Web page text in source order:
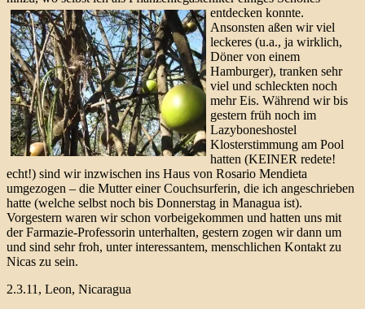
entdecken konnte.
Ansonsten aßen wir viel
leckeres (u.a., ja wirklich,
Döner von einem
Hamburger), tranken sehr
viel und schleckten noch
mehr Eis. Während wir bis
gestern früh noch im
Lazyboneshostel
Klosterstimmung am Pool
hatten (KEINER redete!
echt!) sind wir inzwischen ins Haus von Rosario Mendieta
umgezogen – die Mutter einer Couchsurferin, die ich angeschrieben
hatte (welche selbst noch bis Donnerstag in Managua ist).
Vorgestern waren wir schon vorbeigekommen und hatten uns mit
der Farmazie-Professorin unterhalten, gestern zogen wir dann um
und sind sehr froh, unter interessantem, menschlichen Kontakt zu
Nicas zu sein.
2.3.11, Leon, Nicaragua